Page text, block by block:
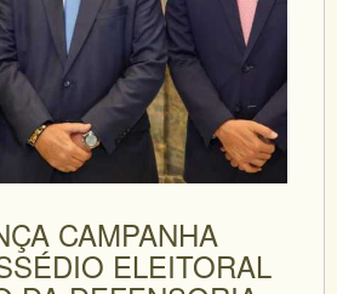
CAMPANHA
ELEITORAL